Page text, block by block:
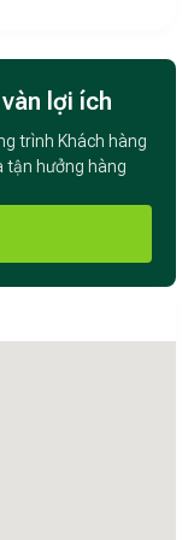
sinh, phòng khách
thiết bị cần thiết
lợi ích
trình Khách hàng
tận hưởng hàng